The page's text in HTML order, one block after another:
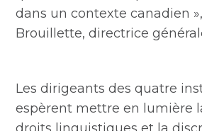
dans un contexte canadien
Brouillette, directrice
Les dirigeants des quatre
espèrent mettre en lumière